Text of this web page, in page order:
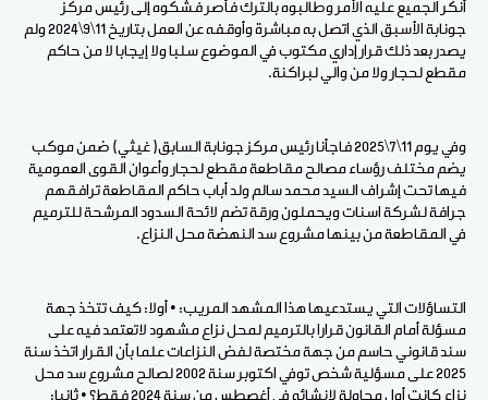
أنكر الجميع عليه الأمر وطالبوه بالترك فأصر فشكوه إلى رئيس مركز
جونابة الأسبق الذي اتصل به مباشرة وأوقفه عن العمل بتاريخ 11\9\2024 ولم
يصدر بعد ذلك قرار إداري مكتوب في الموضوع سلبا ولا إيجابا لا من حاكم
مقطع لحجار ولا من والي لبراكنة.
وفي يوم 11\7\2025 فاجأنا رئيس مركز جونابة السابق( غيثي) ضمن موكب
يضم مختلف رؤساء مصالح مقاطعة مقطع لحجار وأعوان القوى العمومية
فيها تحت إشراف السيد محمد سالم ولد أباب حاكم المقاطعة ترافقهم
جرافة لشركة اسنات ويحملون ورقة تضم لائحة السدود المرشحة للترميم
في المقاطعة من بينها مشروع سد النهضة محل النزاع.
التساؤلات التي يستدعيها هذا المشهد المريب: • أولا: كيف تتخذ جهة
مسؤلة أمام القانون قرارا بالترميم لمحل نزاع مشهود لاتعتمد فيه على
سند قانوني حاسم من جهة مختصة لفض النزاعات علما بأن القرار اتخذ سنة
2025 على مسؤلية شخص توفي اكتوبر سنة 2002 لصالح مشروع سد محل
نزاع كانت أول محاولة لإنشائه في أغصطس من سنة 2024 فقط؟ • ثانيا: